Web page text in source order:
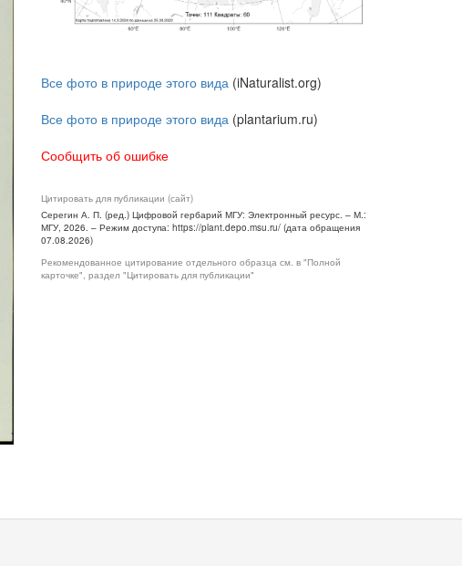
Все фото в природе этого вида (iNaturalist.org)
Все фото в природе этого вида (plantarium.ru)
Сообщить об ошибке
Цитировать для публикации (сайт)
Серегин А. П. (ред.) Цифровой гербарий МГУ: Электронный ресурс. – М.:
МГУ, 2026. – Режим доступа: https://plant.depo.msu.ru/ (дата обращения
07.08.2026)
Рекомендованное цитирование отдельного образца см. в "Полной
карточке", раздел "Цитировать для публикации"